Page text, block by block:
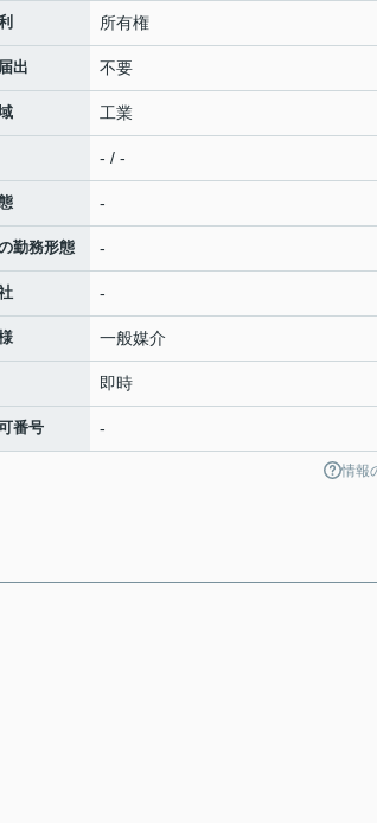
所有権
出 不要
工業
- / -
-
勤務形態 -
-
一般媒介
即時
番号 -
情報